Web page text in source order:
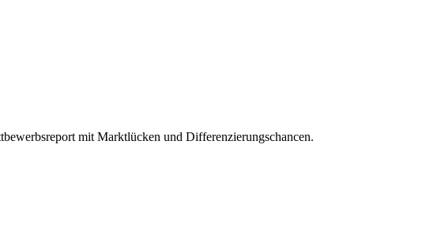
mit Marktlücken und Differenzierungschancen.